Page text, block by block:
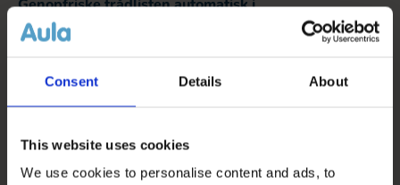
Consent Details About
This website uses cookies
We use cookies to personalise content and ads, to
Genopfriske trådlisten automatisk i
beskeder (Beskeder):
opdateres listen automatisk.
selv (Beskeder)